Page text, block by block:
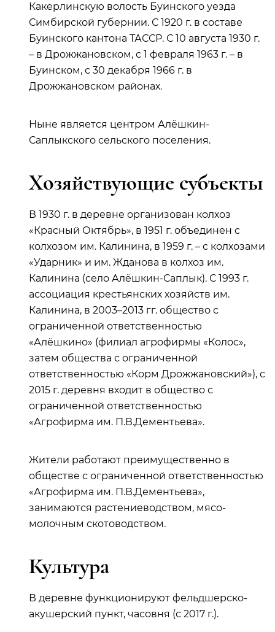
Какерлинскую волость Буинского уезда
Симбирской губернии. С 1920 г. в составе
Буинского кантона ТАССР. С 10 августа 1930 г.
– в Дрожжановском, с 1 февраля 1963 г. – в
Буинском, с 30 декабря 1966 г. в
Дрожжановском районах.
Ныне является центром Алёшкин-
Саплыкского сельского поселения.
Хозяйствующие субъекты
В 1930 г. в деревне организован колхоз
«Красный Октябрь», в 1951 г. объединен с
колхозом им. Калинина, в 1959 г. – с колхозами
«Ударник» и им. Жданова в колхоз им.
Калинина (село Алёшкин-Саплык). С 1993 г.
ассоциация крестьянских хозяйств им.
Калинина, в 2003–2013 гг. общество с
ограниченной ответственностью
«Алёшкино» (филиал агрофирмы «Колос»,
затем общества с ограниченной
ответственностью «Корм Дрожжановский»), с
2015 г. деревня входит в общество с
ограниченной ответственностью
«Агрофирма им. П.В.Дементьева».
Жители работают преимущественно в
обществе с ограниченной ответственностью
«Агрофирма им. П.В.Дементьева»,
занимаются растениеводством, мясо-
молочным скотоводством.
Культура
В деревне функционируют фельдшерско-
акушерский пункт, часовня (с 2017 г.).